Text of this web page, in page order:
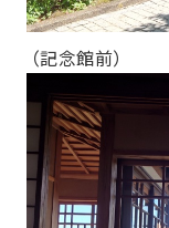
（記念館前）